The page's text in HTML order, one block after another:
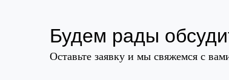
Будем рады
Оставьте заявку и мы свяжемся с